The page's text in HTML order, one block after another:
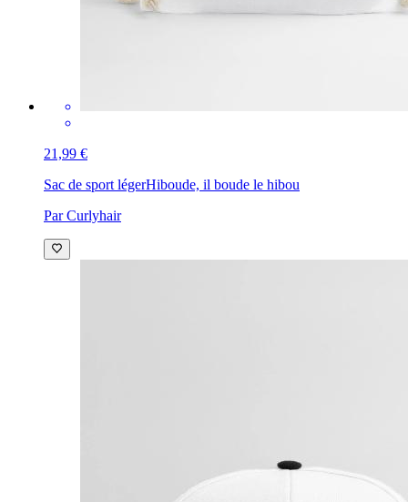
21,99 €
Sac de sport légerHiboude, il boude le hibou
Par Curlyhair